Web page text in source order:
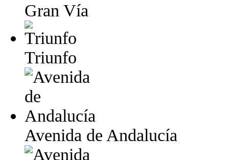
Gran Vía
Triunfo
Avenida de Andalucía